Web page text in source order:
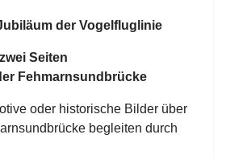
der Vogelfluglinie
Seiten
Fehmarnsundbrücke
oder historische Bilder über
begleiten durch